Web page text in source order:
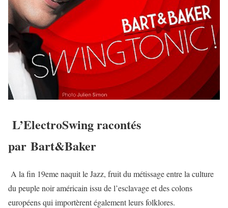
L’ElectroSwing racontés
par Bart&Baker
A la fin 19eme naquit le Jazz, fruit du métissage entre la culture
du peuple noir américain issu de l’esclavage et des colons
européens qui importèrent également leurs folklores.